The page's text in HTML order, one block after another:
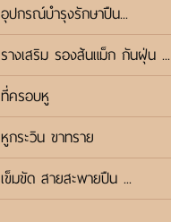
อุปกรณ์บำรุงรักษาปืน...
รางเสริม รองส้นแม็ก กันฝุ่น ...
ที่ครอบหู
หูกระวิน ขาทราย
เข็มขัด สายสะพายปืน ...